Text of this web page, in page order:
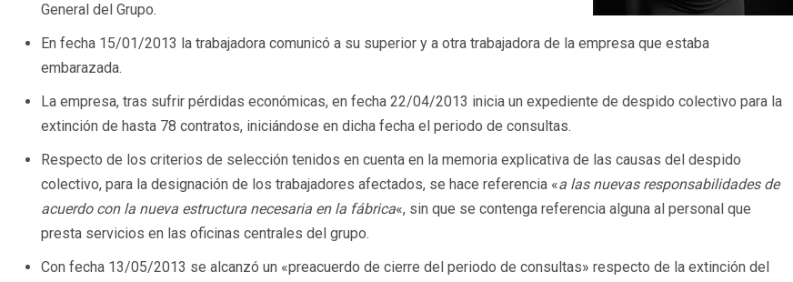
General del Grupo.
En fecha 15/01/2013 la trabajadora comunicó a su superior y a otra trabajadora de la empresa que estaba
embarazada.
La empresa, tras sufrir pérdidas económicas, en fecha 22/04/2013 inicia un expediente de despido colectivo para la
extinción de hasta 78 contratos, iniciándose en dicha fecha el periodo de consultas.
Respecto de los criterios de selección tenidos en cuenta en la memoria explicativa de las causas del despido
colectivo, para la designación de los trabajadores afectados, se hace referencia «a las nuevas responsabilidades de
acuerdo con la nueva estructura necesaria en la fábrica«, sin que se contenga referencia alguna al personal que
presta servicios en las oficinas centrales del grupo.
Con fecha 13/05/2013 se alcanzó un «preacuerdo de cierre del periodo de consultas» respecto de la extinción del